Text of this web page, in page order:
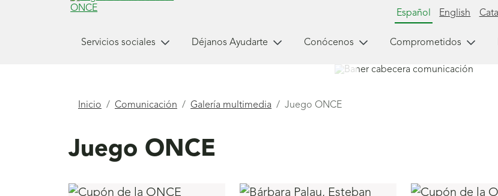
Español English
Servicios sociales Déjanos Ayudarte Conócenos Comprometidos
Comunicación
Está
Inicio Comunicación Galería multimedia Juego ONCE
Juego ONCE